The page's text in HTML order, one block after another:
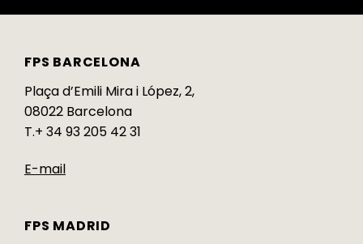
FPS BARCELONA
Plaça d’Emili Mira i López, 2,
08022 Barcelona
T.+ 34 93 205 42 31
E-mail
FPS MADRID